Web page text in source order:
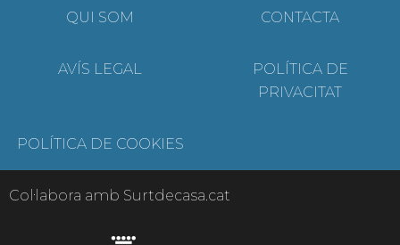
QUI SOM CONTACTA
AVÍS LEGAL
POLÍTICA DE
PRIVACITAT
POLÍTICA DE COOKIES
Col·labora amb Surtdecasa.cat